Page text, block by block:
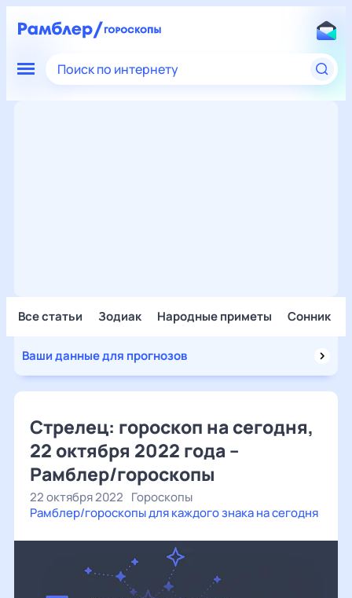
Поиск по интернету
Все статьи Зодиак Народные приметы Сонник
Ваши данные для прогнозов
Стрелец: гороскоп на сегодня,
22 октября 2022 года –
Рамблер/гороскопы
22 октября 2022 Гороскопы
Рамблер/гороскопы для каждого знака на сегодня